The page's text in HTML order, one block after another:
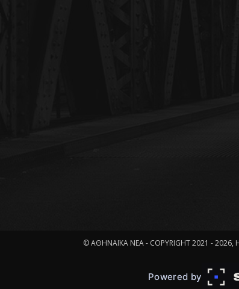
© ΑΘΗΝΑΪΚΑ ΝΕΑ - COPYRIGHT 2021 - 2026,
Powered by